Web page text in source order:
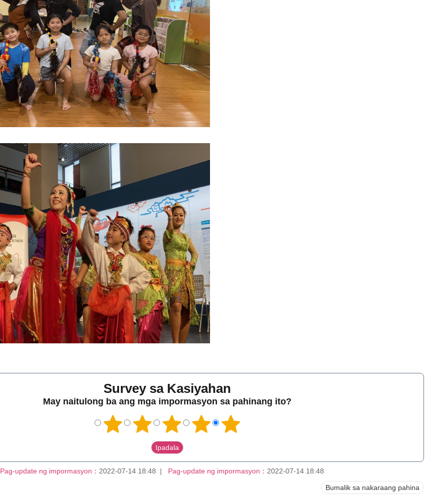
Survey sa Kasiyahan
May naitulong ba ang mga impormasyon sa pahinang ito?
Pag-update ng impormasyon： 2022-07-14 18:48 Pag-update ng impormasyon： 2022-07-14 18:48
Bumalik sa nakaraang pahina